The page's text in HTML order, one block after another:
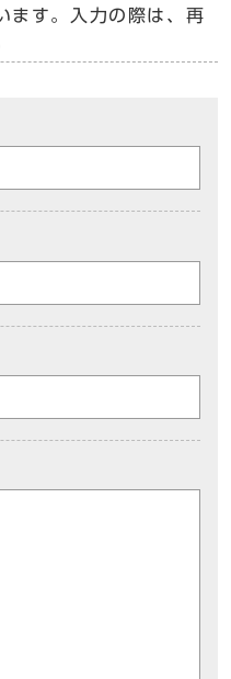
ます。入力の際は、再